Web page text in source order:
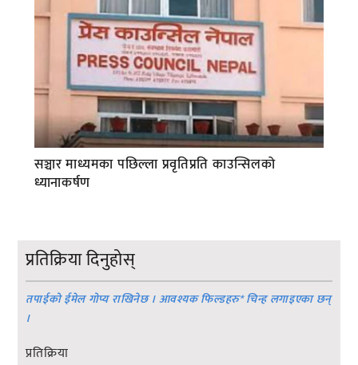
सञ्चार माध्यमका पछिल्ला प्रवृतिप्रति काउन्सिलको
ध्यानाकर्षण
प्रतिक्रिया दिनुहोस्
तपाईको ईमेल गोप्य राखिनेछ । आवश्यक फिल्डहरु*चिन्ह लगाइएका छन्
।
प्रतिक्रिया